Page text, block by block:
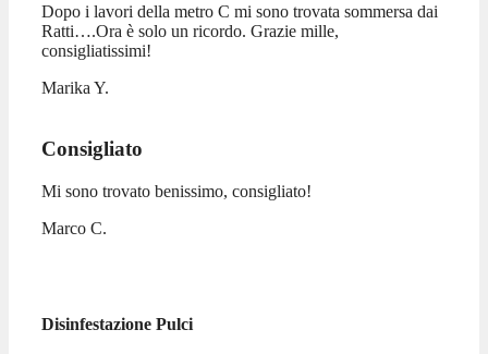
Dopo i lavori della metro C mi sono trovata sommersa dai
Ratti….Ora è solo un ricordo. Grazie mille,
consigliatissimi!
Marika Y.
Consigliato
Mi sono trovato benissimo, consigliato!
Marco C.
Disinfestazione Pulci